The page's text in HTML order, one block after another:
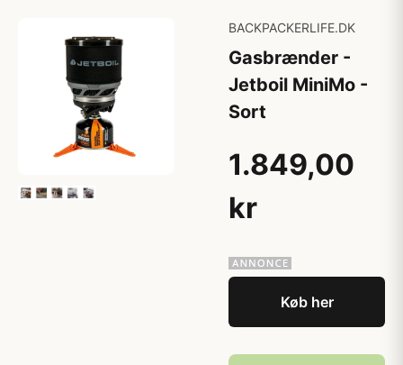
BACKPACKERLIFE.DK
Gasbrænder -
Jetboil MiniMo -
Sort
1.849,00
kr
Køb her